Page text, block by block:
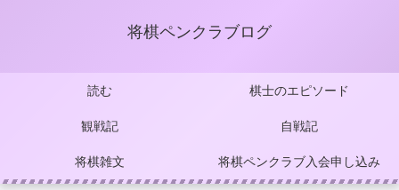
将棋ペンクラブログ
読む 棋士のエピソード
観戦記 自戦記
将棋雑文 将棋ペンクラブ入会申し込み